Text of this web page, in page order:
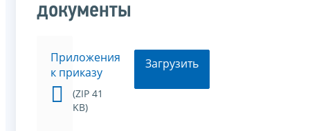
документы
Приложения
к приказу
(ZIP 41
KB)
Загрузить